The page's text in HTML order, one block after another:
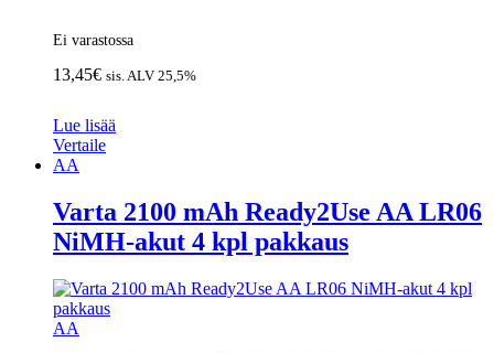
Ei varastossa
13,45€ sis. ALV 25,5%
Lue lisää
Vertaile
AA
Varta 2100 mAh Ready2Use AA LR06
NiMH-akut 4 kpl pakkaus
AA